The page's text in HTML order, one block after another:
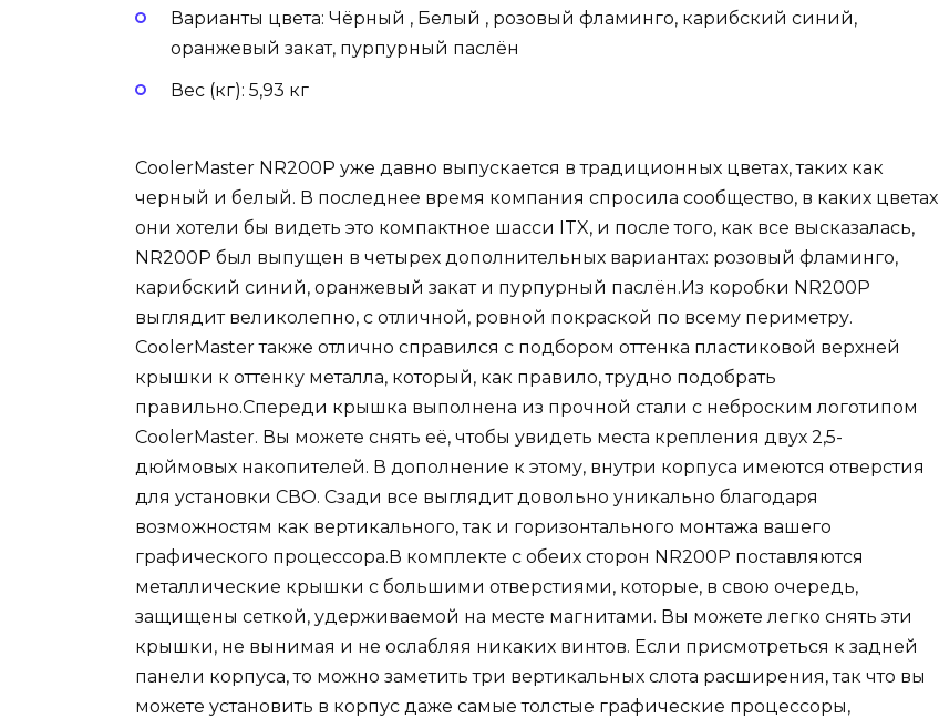
Варианты цвета: Чёрный , Белый , розовый фламинго, карибский синий,
оранжевый закат, пурпурный паслён
Вес (кг): 5,93 кг
CoolerMaster NR200P уже давно выпускается в традиционных цветах, таких как
черный и белый. В последнее время компания спросила сообщество, в каких цветах
они хотели бы видеть это компактное шасси ITX, и после того, как все высказалась,
NR200P был выпущен в четырех дополнительных вариантах: розовый фламинго,
карибский синий, оранжевый закат и пурпурный паслён.Из коробки NR200P
выглядит великолепно, с отличной, ровной покраской по всему периметру.
CoolerMaster также отлично справился с подбором оттенка пластиковой верхней
крышки к оттенку металла, который, как правило, трудно подобрать
правильно.Спереди крышка выполнена из прочной стали с неброским логотипом
CoolerMaster. Вы можете снять её, чтобы увидеть места крепления двух 2,5-
дюймовых накопителей. В дополнение к этому, внутри корпуса имеются отверстия
для установки СВО. Сзади все выглядит довольно уникально благодаря
возможностям как вертикального, так и горизонтального монтажа вашего
графического процессора.В комплекте с обеих сторон NR200P поставляются
металлические крышки с большими отверстиями, которые, в свою очередь,
защищены сеткой, удерживаемой на месте магнитами. Вы можете легко снять эти
крышки, не вынимая и не ослабляя никаких винтов. Если присмотреться к задней
панели корпуса, то можно заметить три вертикальных слота расширения, так что вы
можете установить в корпус даже самые толстые графические процессоры,